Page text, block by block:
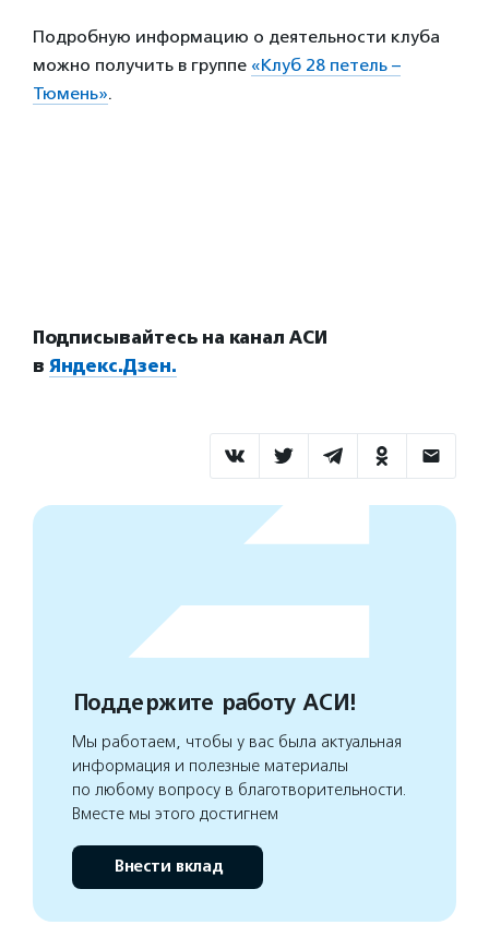
Подробную информацию о деятельности клуба
можно получить в группе «Клуб 28 петель –
Тюмень».
Подписывайтесь на канал АСИ
в Яндекс.Дзен.
Поддержите работу АСИ!
Мы работаем, чтобы у вас была актуальная
информация и полезные материалы
по любому вопросу в благотворительности.
Вместе мы этого достигнем
Внести вклад